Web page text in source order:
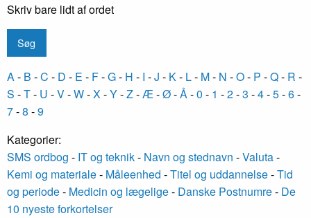
Skriv bare lidt af ordet
A- B -C - D - E - F-G- H - I -J - K- L- M- N -O- P -Q- R -
S -T- U -V-W-X-Y-Z-Æ-Ø-Å-0 - 1 -2-3 -4-5-6-
7-8 -9
Kategorier:
SMS ordbog - IT og teknik- Navn og stednavn -Valuta-
Kemi og materiale- Måleenhed -Titel og uddannelse-Tid
og periode- Medicin og lægelige- Danske Postnumre- De
10 nyeste forkortelser